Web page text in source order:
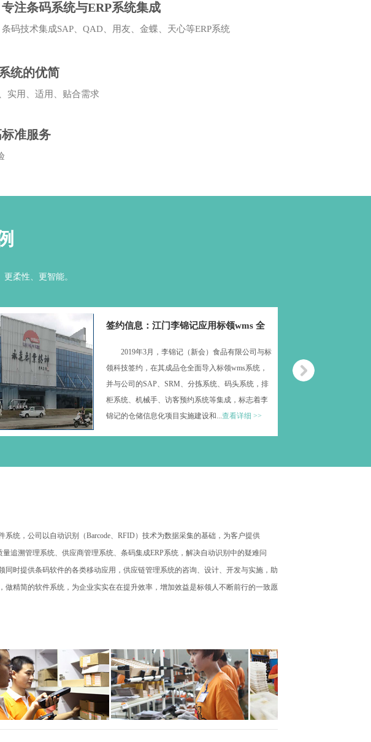
专注条码系统与ERP系统集成
条码技术集成SAP、QAD、用友、金蝶、天心等ERP系统
统的优简
实用、适用、贴合需求
准服务
柔性、更智能。
签约信息：江门李锦记应用标领wms 全
2019年3月，李锦记（新会）食品有限公司与标
领科技签约，在其成品仓全面导入标领wms系统，
并与公司的SAP、SRM、分拣系统、码头系统，排
柜系统、机械手、访客预约系统等集成，标志着李
锦记的仓储信息化项目实施建设和...查看详细 >>
统，公司以自动识别（Barcode、RFID）技术为数据采集的基础，为客户提供
量追溯管理系统、供应商管理系统、条码集成ERP系统，解决自动识别中的疑难问
时提供条码软件的各类移动应用，供应链管理系统的咨询、设计、开发与实施，助
精简的软件系统，为企业实实在在提升效率，增加效益是标领人不断前行的一致愿